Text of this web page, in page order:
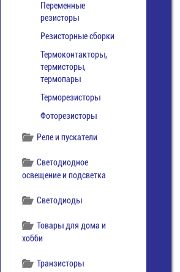
Переменные
резисторы
Резисторные сборки
Термоконтакторы,
термисторы,
термопары
Терморезисторы
Фоторезисторы
Реле и пускатели
Светодиодное
освещение и подсветка
Светодиоды
Товары для дома и
хобби
Транзисторы